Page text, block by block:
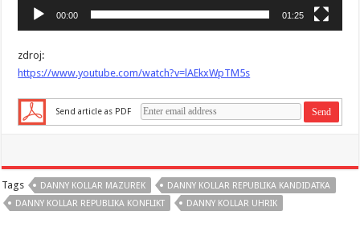
00:00 01:25
zdroj:
https://www.youtube.com/watch?v=lAEkxWpTM5s
Send article as PDF
Tags DANNY KOLLAR MAZUREK
DANNY KOLLAR REPUBLIKA KANDIDATKA
DANNY KOLLAR REPUBLIKA KONFLIKT
DANNY KOLLAR UHRIK